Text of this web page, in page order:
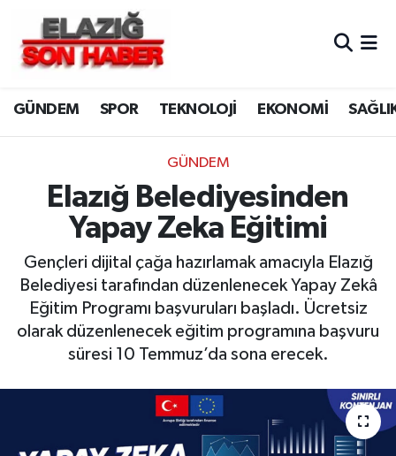
GÜNDEM SPOR TEKNOLOJİ EKONOMİ
GÜNDEM
Elazığ Belediyesinden
Yapay Zeka Eğitimi
Gençleri dijital çağa hazırlamak amacıyla Elazığ
Belediyesi tarafından düzenlenecek Yapay Zekâ
Eğitim Programı başvuruları başladı. Ücretsiz
olarak düzenlenecek eğitim programına başvuru
süresi 10 Temmuz’da sona erecek.
CANLI YAYIN
ASAYİŞ
BİLİM VE TEKNOLOJİ
DÜNYA
EKONOMİ
ELAZIĞ
Merkez Hava Durumu
Merkez Trafik Yoğunluk Haritası
Süper Lig Puan Durumu ve Fikstür
Tüm Manşetler
Son Dakika Haberleri
Haber Arşivi